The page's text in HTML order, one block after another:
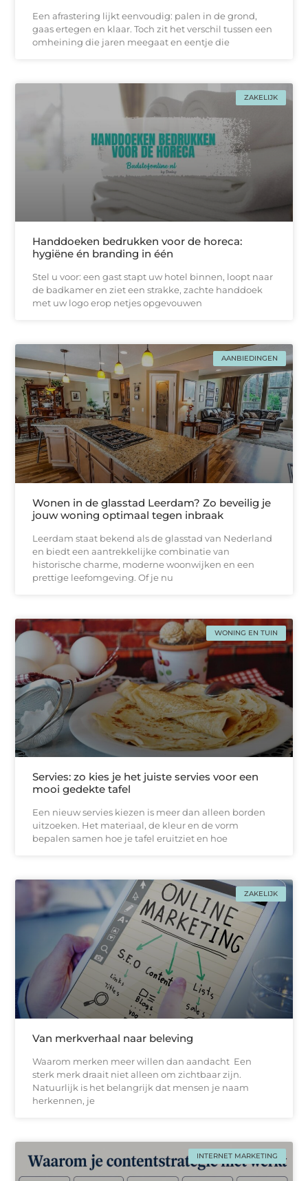
Een afrastering lijkt eenvoudig: palen in de grond,
gaas ertegen en klaar. Toch zit het verschil tussen een
omheining die jaren meegaat en eentje die
ZAKELIJK
Handdoeken bedrukken voor de horeca:
hygiëne én branding in één
Stel u voor: een gast stapt uw hotel binnen, loopt naar
de badkamer en ziet een strakke, zachtе handdoek
met uw logo erop netjes opgevouwen
AANBIEDINGEN
Wonen in de glasstad Leerdam? Zo beveilig je
jouw woning optimaal tegen inbraak
Leerdam staat bekend als de glasstad van Nederland
en biedt een aantrekkelijke combinatie van
historische charme, moderne woonwijken en een
prettige leefomgeving. Of je nu
WONING EN TUIN
Servies: zo kies je het juiste servies voor een
mooi gedekte tafel
Een nieuw servies kiezen is meer dan alleen borden
uitzoeken. Het materiaal, de kleur en de vorm
bepalen samen hoe je tafel eruitziet en hoe
ZAKELIJK
Van merkverhaal naar beleving
Waarom merken meer willen dan aandacht Een
sterk merk draait niet alleen om zichtbaar zijn.
Natuurlijk is het belangrijk dat mensen je naam
herkennen, je
INTERNET MARKETING